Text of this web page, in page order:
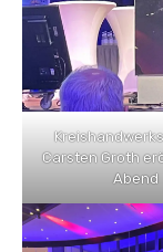
Carsten Groth
Abend